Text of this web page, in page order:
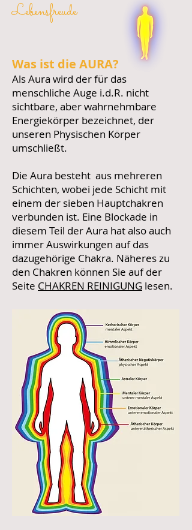
Lebensfreude
Was ist die AURA?
Als Aura wird der für das
menschliche Auge i.d.R. nicht
sichtbare, aber wahrnehmbare
Energiekörper bezeichnet, der
unseren Physischen Körper
umschließt.
Die Aura besteht aus mehreren
Schichten, wobei jede Schicht mit
einem der sieben Hauptchakren
verbunden ist. Eine Blockade in
diesem Teil der Aura hat also auch
immer Auswirkungen auf das
dazugehörige Chakra. Näheres zu
den Chakren können Sie auf der
Seite CHAKREN REINIGUNG lesen.